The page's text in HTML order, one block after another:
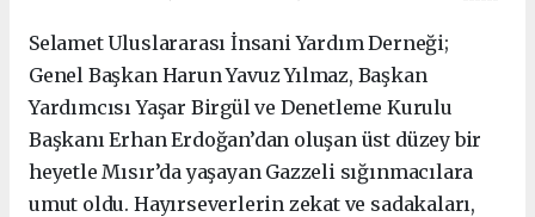
Selamet Uluslararası İnsani Yardım Derneği;
Genel Başkan Harun Yavuz Yılmaz, Başkan
Yardımcısı Yaşar Birgül ve Denetleme Kurulu
Başkanı Erhan Erdoğan’dan oluşan üst düzey bir
heyetle Mısır’da yaşayan Gazzeli sığınmacılara
umut oldu. Hayırseverlerin zekat ve sadakaları,